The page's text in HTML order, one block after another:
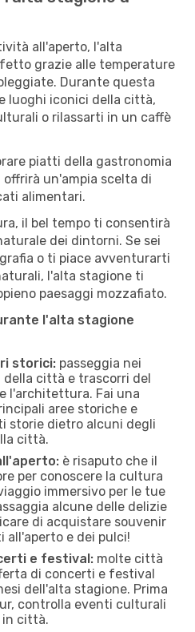
all'aperto, l'alta
grazie alle temperature
Durante questa
luoghi iconici della città,
o rilassarti in un caffè
piatti della gastronomia
un'ampia scelta di
alimentari.
il bel tempo ti consentirà
dei dintorni. Se sei
o ti piace avventurarti
l'alta stagione ti
paesaggi mozzafiato.
l'alta stagione
storici: passeggia nei
città e trascorri del
l'architettura. Fai una
aree storiche e
storie dietro alcuni degli
città.
è risaputo che il
per conoscere la cultura
immersivo per le tue
alcune delle delizie
di acquistare souvenir
all'aperto e dei pulci!
e festival: molte città
di concerti e festival
dell'alta stagione. Prima
controlla eventi culturali
in città.